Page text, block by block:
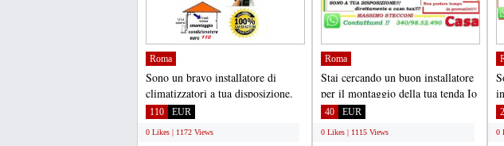
Roma
Sono un bravo installatore di
climatizzatori a tua disposizione.
Sono disponibile...
110 EUR
0 Likes | 1172 Views
Roma
Stai cercando un buon installatore
per il montaggio della tua tenda Io
sono a tua...
40 EUR
0 Likes | 1115 Views 0